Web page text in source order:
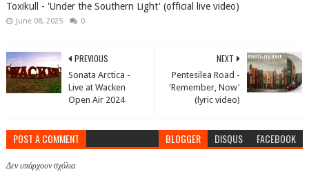
Toxikull - 'Under the Southern Light' (official live video)
June 08, 2025 0
NEXT
Pentesilea Road -
'Remember, Now'
(lyric video)
PREVIOUS
Sonata Arctica -
Live at Wacken
Open Air 2024
POST A COMMENT BLOGGER DISQUS FACEBOOK
Δεν υπάρχουν σχόλια